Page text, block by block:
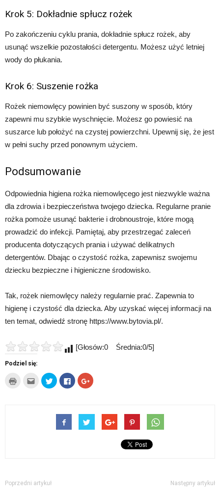
Krok 5: Dokładnie spłucz rożek
Po zakończeniu cyklu prania, dokładnie spłucz rożek, aby
usunąć wszelkie pozostałości detergentu. Możesz użyć letniej
wody do płukania.
Krok 6: Suszenie rożka
Rożek niemowlęcy powinien być suszony w sposób, który
zapewni mu szybkie wyschnięcie. Możesz go powiesić na
suszarce lub położyć na czystej powierzchni. Upewnij się, że jest
w pełni suchy przed ponownym użyciem.
Podsumowanie
Odpowiednia higiena rożka niemowlęcego jest niezwykle ważna
dla zdrowia i bezpieczeństwa twojego dziecka. Regularne pranie
rożka pomoże usunąć bakterie i drobnoustroje, które mogą
prowadzić do infekcji. Pamiętaj, aby przestrzegać zaleceń
producenta dotyczących prania i używać delikatnych
detergentów. Dbając o czystość rożka, zapewnisz swojemu
dziecku bezpieczne i higieniczne środowisko.
Tak, rożek niemowlęcy należy regularnie prać. Zapewnia to
higienę i czystość dla dziecka. Aby uzyskać więcej informacji na
ten temat, odwiedź stronę https://www.bytovia.pl/.
[Głosów:0 Średnia:0/5]
Podziel się:
Kliknij
wydrukować(Otwiera
Kliknij,
aby
wysłać
mail(Otwiera
Udostępnij
na
Twitterze(Otwiera
oknie)
Click
to
share
nowym
oknie)
Click
to
się
w
nowym
oknie)
Poprzedni artykuł Następny artykuł